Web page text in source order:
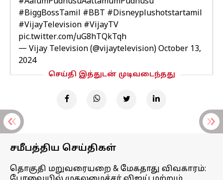
#BiggBossTamil #BBT #Disneyplushotstartamil
#VijayTelevision #VijayTV
pic.twitter.com/uG8hTQkTqh
— Vijay Television (@vijaytelevision) October 13,
2024
செய்தி இத்துடன் முடிவடைந்தது
சமீபத்திய செய்திகள்
தொகுதி மறுவரையறை & மேகதாது விவகாரம்: